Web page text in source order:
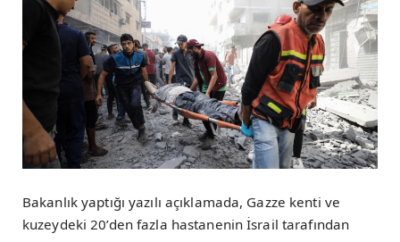
Bakanlık yaptığı yazılı açıklamada, Gazze kenti ve
kuzeydeki 20’den fazla hastanenin İsrail tarafından